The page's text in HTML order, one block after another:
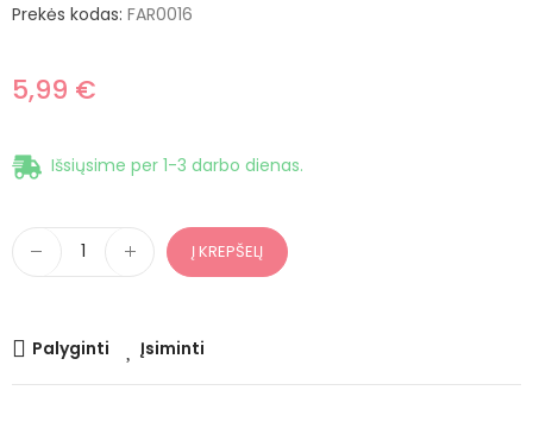
Prekės kodas: FAR0016
5,99 €
Išsiųsime per 1-3 darbo dienas.
Į KREPŠELĮ
Palyginti Įsiminti